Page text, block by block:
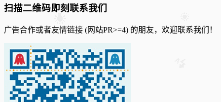
扫描二维码即刻联系我们
广告合作或者友情链接 (网站PR>=4) 的朋友，欢迎联系我们！